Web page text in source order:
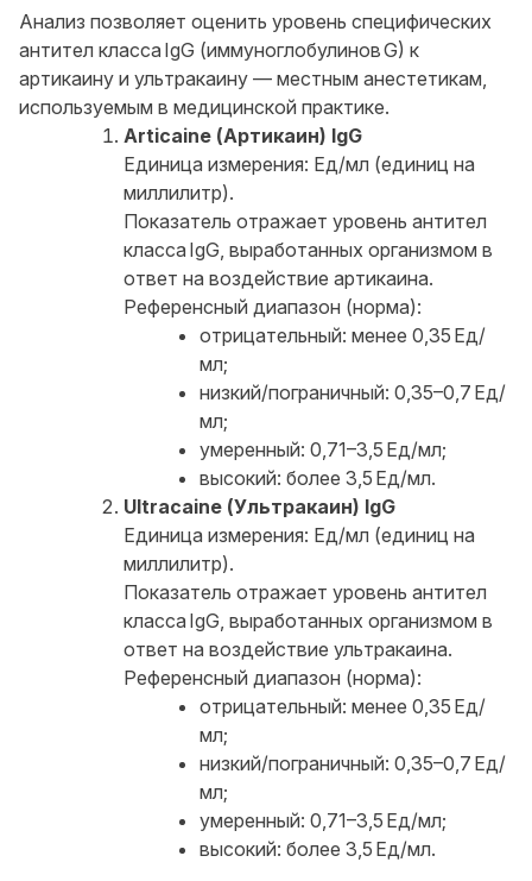
Анализ позволяет оценить уровень специфических
антител класса IgG (иммуноглобулинов G) к
артикаину и ультракаину — местным анестетикам,
используемым в медицинской практике.
Articaine (Артикаин) IgG
Единица измерения: Ед/мл (единиц на
миллилитр).
Показатель отражает уровень антител
класса IgG, выработанных организмом в
ответ на воздействие артикаина.
Референсный диапазон (норма):
отрицательный: менее 0,35 Ед/
мл;
низкий/пограничный: 0,35–0,7 Ед/
мл;
умеренный: 0,71–3,5 Ед/мл;
высокий: более 3,5 Ед/мл.
Ultracaine (Ультракаин) IgG
Единица измерения: Ед/мл (единиц на
миллилитр).
Показатель отражает уровень антител
класса IgG, выработанных организмом в
ответ на воздействие ультракаина.
Референсный диапазон (норма):
отрицательный: менее 0,35 Ед/
мл;
низкий/пограничный: 0,35–0,7 Ед/
мл;
умеренный: 0,71–3,5 Ед/мл;
высокий: более 3,5 Ед/мл.